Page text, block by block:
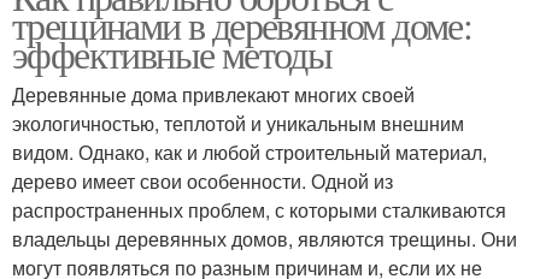
трещинами в деревянном доме:
эффективные методы
Деревянные дома привлекают многих своей
экологичностью, теплотой и уникальным внешним
видом. Однако, как и любой строительный материал,
дерево имеет свои особенности. Одной из
распространенных проблем, с которыми сталкиваются
владельцы деревянных домов, являются трещины. Они
могут появляться по разным причинам и, если их не